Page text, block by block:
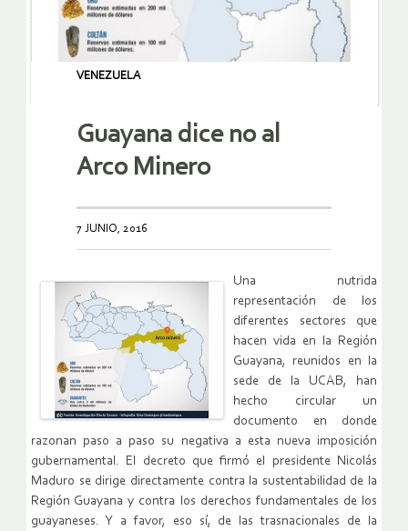
VENEZUELA
Guayana dice no al
Arco Minero
7 JUNIO, 2016
Una nutrida
representación de los
diferentes sectores que
hacen vida en la Región
Guayana, reunidos en la
sede de la UCAB, han
hecho circular un
documento en donde
razonan paso a paso su negativa a esta nueva imposición
gubernamental. El decreto que firmó el presidente Nicolás
Maduro se dirige directamente contra la sustentabilidad de la
Región Guayana y contra los derechos fundamentales de los
guayaneses. Y a favor, eso sí, de las trasnacionales de la